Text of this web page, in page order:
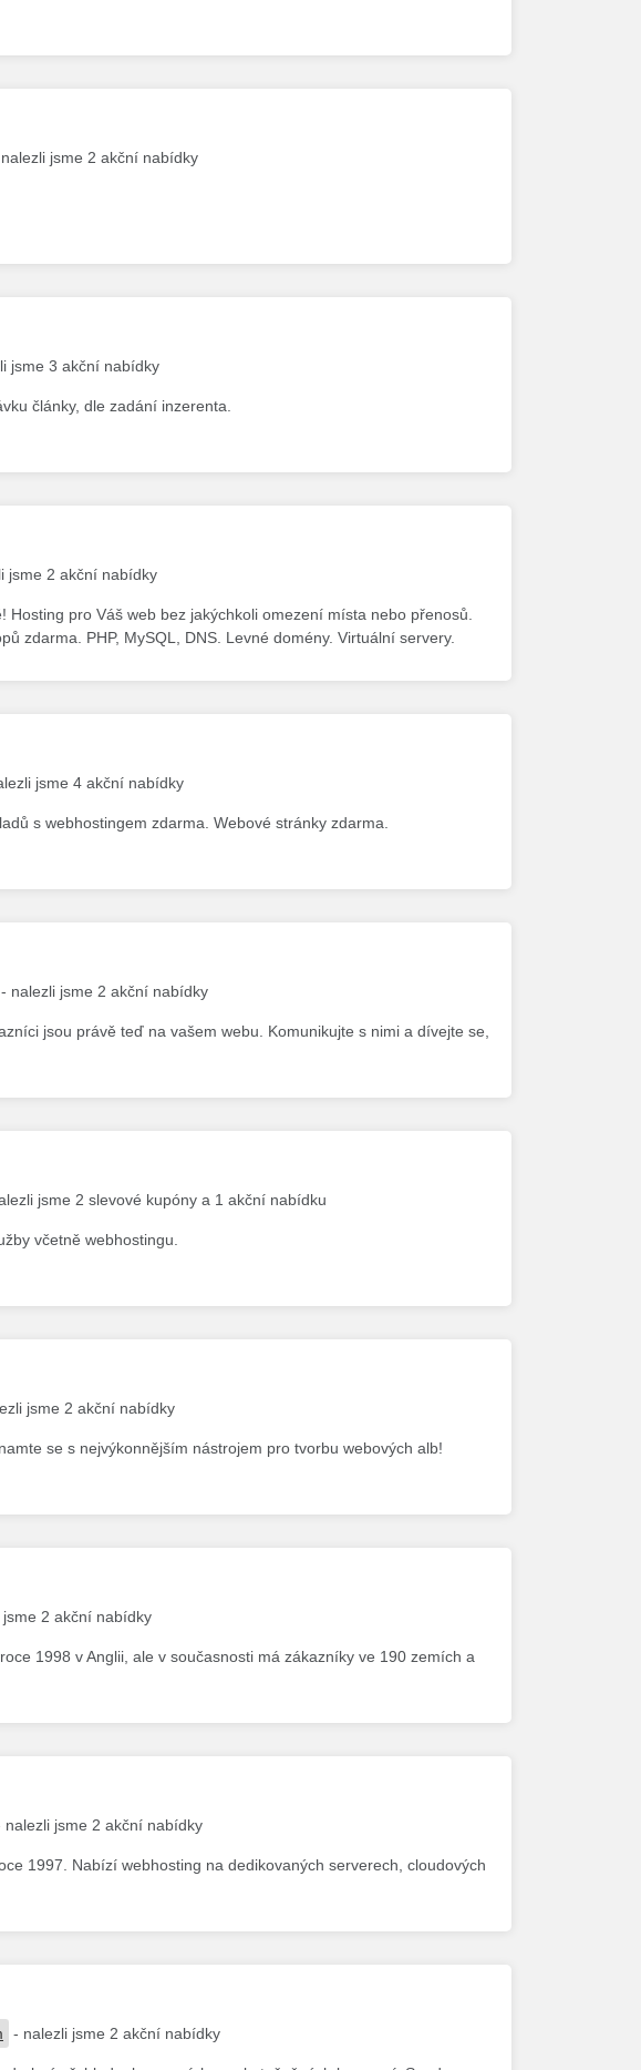
jsme 2 akční nabídky
jsme 3 akční nabídky
články, dle zadání inzerenta.
jsme 2 akční nabídky
pro Váš web bez jakýchkoli omezení místa nebo přenosů.
zdarma. PHP, MySQL, DNS. Levné domény. Virtuální servery.
jsme 4 akční nabídky
s webhostingem zdarma. Webové stránky zdarma.
- nalezli jsme 2 akční nabídky
jsou právě teď na vašem webu. Komunikujte s nimi a dívejte se,
jsme 2 slevové kupóny a 1 akční nabídku
včetně webhostingu.
jsme 2 akční nabídky
se s nejvýkonnějším nástrojem pro tvorbu webových alb!
2 akční nabídky
1998 v Anglii, ale v současnosti má zákazníky ve 190 zemích a
nalezli jsme 2 akční nabídky
1997. Nabízí webhosting na dedikovaných serverech, cloudových
- nalezli jsme 2 akční nabídky